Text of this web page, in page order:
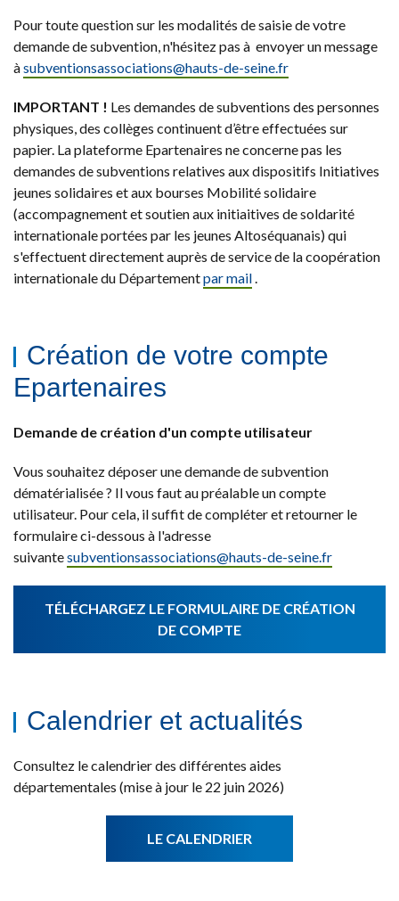
Pour toute question sur les modalités de saisie de votre
demande de subvention, n'hésitez pas à envoyer un message
àsubventionsassociations@hauts-de-seine.fr
IMPORTANT ! Les demandes de subventions des personnes
physiques, des collèges continuent d’être effectuées sur
papier. La plateforme Epartenaires ne concerne pas les
demandes de subventions relatives aux dispositifs Initiatives
jeunes solidaires et aux bourses Mobilité solidaire
(accompagnement et soutien aux initiaitives de soldarité
internationale portées par les jeunes Altoséquanais) qui
s'effectuent directement auprès de service de la coopération
internationale du Départementpar mail
Création de votre compte
Epartenaires
Demande de création d'un compte utilisateur
Vous souhaitez déposer une demande de subvention
dématérialisée ? Il vous faut au préalable un compte
utilisateur. Pour cela, il suffit de compléter et retourner le
formulaire ci-dessous à l'adresse
suivantesubventionsassociations@hauts-de-seine.fr
TÉLÉCHARGEZ LE FORMULAIRE DE CRÉATION
DE COMPTE
Calendrier et actualités
Consultez le calendrier des différentes aides
départementales (mise à jour le 22 juin 2026)
LE CALENDRIER